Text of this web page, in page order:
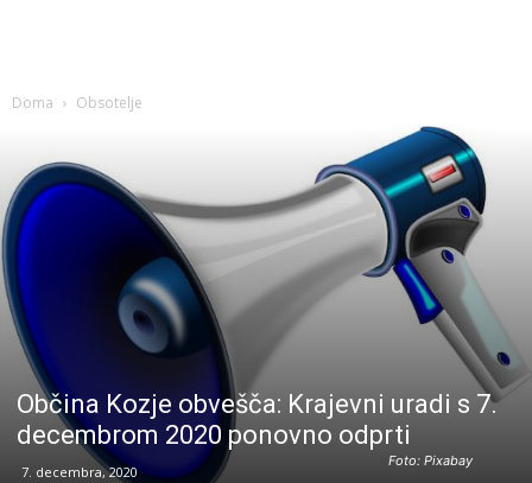
Doma Obsotelje
Foto: Pixabay
Občina Kozje obvešča: Krajevni uradi s 7.
decembrom 2020 ponovno odprti
7. decembra, 2020